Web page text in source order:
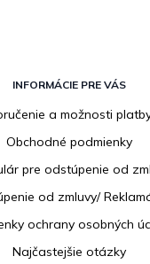
INFORMÁCIE PRE VÁS
a možnosti
Obchodné podmienky
pre odstúpenie od
od zmluvy/
ochrany osobných
Najčastejšie otázky